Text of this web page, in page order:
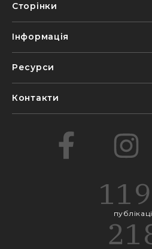
Сторінки
Інформація
Ресурси
Контакти